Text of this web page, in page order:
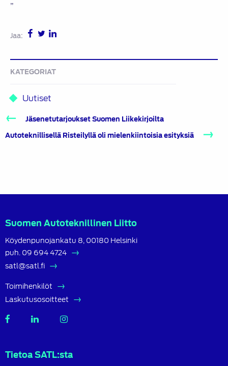
KATEGORIAT
Uutiset
”
Jaa:
Artikkelien
selausJäsenetutarjoukset Suomen Liikekirjoilta
Autoteknillisellä Risteilyllä oli mielenkiintoisia esityksiä
Suomen Autoteknillinen Liitto
Köydenpunojankatu 8, 00180 Helsinki
puh. 09 694 4724
satl@satl.fi
Toimihenkilöt
Laskutusosoitteet
SATL
SATL
Tietoa SATL:sta